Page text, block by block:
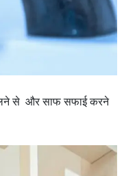
से और साफ सफाई करने